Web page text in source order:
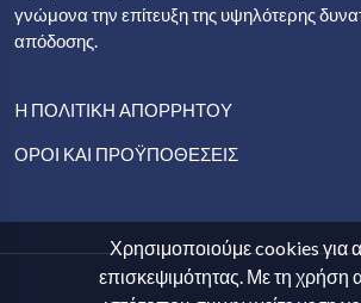
γνώμονα την επίτευξη της υψηλότερης
απόδοσης.
H ΠΟΛΙΤΙΚΉ ΑΠΟΡΡΉΤΟΥ
ΌΡΟΙ ΚΑΙ ΠΡΟΫΠΟΘΕΣΕΙΣ
Χρησιμοποιούμε cookies για
επισκεψιμότητας. Με τη χρήση